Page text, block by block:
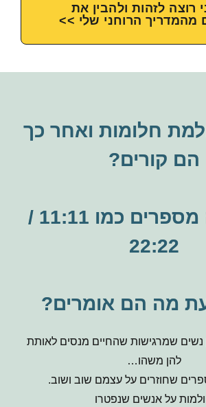
רוצה לזהות ולהבין את
מהמדריך הרוחני שלי >>
חלומות ואחר כך
הם קורים?
את רואה מספרים כמו 11:11 /
22:22
מה הם אומרים?
נשים שמרגישות שהחיים מנסים לאותת
להן משהו…
שחוזרים על עצמם שוב ושוב.
על אנשים שנפטרו